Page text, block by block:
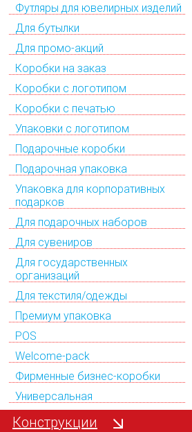
Футляры для ювелирных изделий
Для бутылки
Для промо-акций
Коробки на заказ
Коробки с логотипом
Коробки с печатью
Упаковки с логотипом
Подарочные коробки
Подарочная упаковка
Упаковка для корпоративных
подарков
Для подарочных наборов
Для сувениров
Для государственных
организаций
Для текстиля/одежды
Премиум упаковка
POS
Welcome-pack
Фирменные бизнес-коробки
Универсальная
Конструкции